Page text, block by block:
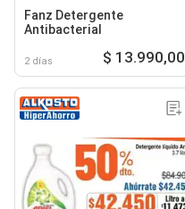
Fanz Detergente
Antibacterial
2 días $ 13.990,00